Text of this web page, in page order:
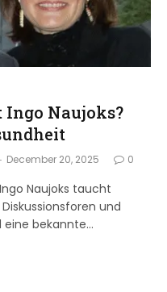
Naujoks?
December 20, 2025 0
Naujoks taucht
und
eine bekannte…